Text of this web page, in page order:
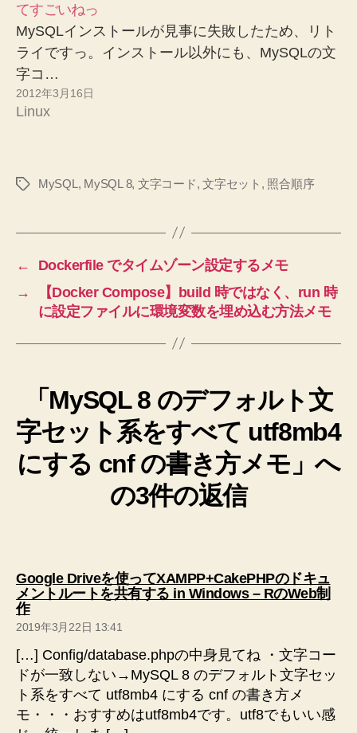
てすごいねっ
MySQLインストールが見事に失敗したため、リト
ライですっ。インストール以外にも、MySQLの文
字コ…
2012年3月16日
Linux
タ
MySQL , MySQL 8, 文字コード,文字セット , 照合順序
←
Dockerfile でタイムゾーン設定するメモ
→
【Docker Compose】build 時ではなく、run 時
に設定ファイルに環境変数を埋め込む方法メモ
「MySQL 8 のデフォルト文
字セット系をすべて utf8mb4
にする cnf の書き方メモ」へ
の3件の返信
Google Driveを使ってXAMPP+CakePHPのドキュ
メントルートを共有する in Windows – RのWeb制
作の
発
言:
2019年3月22日 13:41
[…] Config/database.phpの中身見てね ・文字コー
ドが一致しない→MySQL 8 のデフォルト文字セッ
ト系をすべて utf8mb4 にする cnf の書き方メ
モ・・・おすすめはutf8mb4です。utf8でもいい感